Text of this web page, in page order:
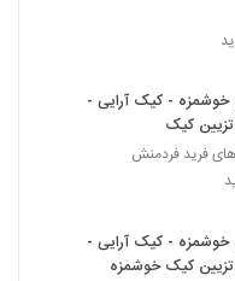
خوشمزه - کیک آرایی -
کیک
فرید فردمنش
خوشمزه - کیک آرایی -
کیک خوشمزه